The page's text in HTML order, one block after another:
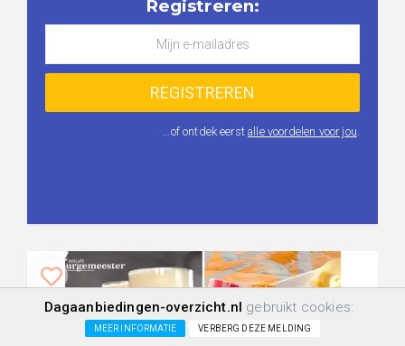
Registreren:
...of ontdek eerstalle voordelen voor jou.
Dagaanbiedingen-overzicht.nl gebruikt cookies:
MEER INFORMATIE VERBERG DEZE MELDING